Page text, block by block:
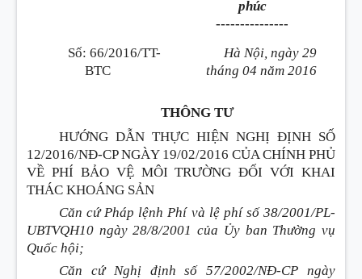
phúc
---------------
Số: 66/2016/TT-
BTC
Hà Nội, ngày 29
tháng 04 năm 2016
THÔNG TƯ
HƯỚNG DẪN THỰC HIỆN NGHỊ ĐỊNH SỐ
12/2016/NĐ-CP NGÀY 19/02/2016 CỦA CHÍNH PHỦ
VỀ PHÍ BẢO VỆ MÔI TRƯỜNG ĐỐI VỚI KHAI
THÁC KHOÁNG SẢN
Căn cứ Pháp lệnhPhívà lệ phí số38/2001/PL-
UBTVQH10 ngày 28/8/2001 của Ủy ban Thường vụ
Quốc hội;
Căn cứ Nghị định số 57/2002/NĐ-CP ngày